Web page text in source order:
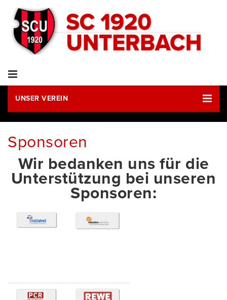
UNSER VEREIN
Sponsoren
Wir bedanken uns für die
Unterstützung bei unseren
Sponsoren: